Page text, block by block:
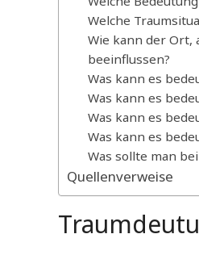
Welche
Wie kann der Ort,
beeinflussen?
Was kann es
Was kann es
Was kann es
Was kann es
Was sollte man
Quellenverweise